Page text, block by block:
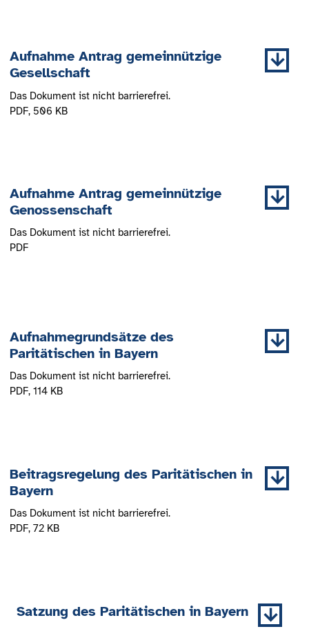
Aufnahme Antrag gemeinnützige
Gesellschaft
Das Dokument ist nicht barrierefrei.
PDF, 506 KB
Aufnahme Antrag gemeinnützige
Genossenschaft
Das Dokument ist nicht barrierefrei.
PDF
Aufnahmegrundsätze des
Paritätischen in Bayern
Das Dokument ist nicht barrierefrei.
PDF, 114 KB
Beitragsregelung des Paritätischen in
Bayern
Das Dokument ist nicht barrierefrei.
PDF, 72 KB
Satzung des Paritätischen in Bayern